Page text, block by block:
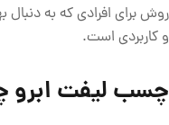
روش برای افرادی که به دنبال
و کاربردی است.
چسب لیفت